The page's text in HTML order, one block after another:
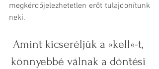
megkérdőjelezhetetlen erőt tulajdonítunk
neki.
Amint kicseréljük a »kell«-t,
könnyebbé válnak a döntési